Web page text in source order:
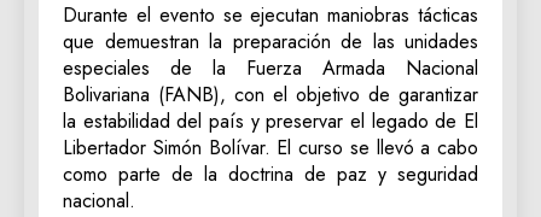
Durante el evento se ejecutan maniobras tácticas
que demuestran la preparación de las unidades
especiales de la Fuerza Armada Nacional
Bolivariana (FANB), con el objetivo de garantizar
la estabilidad del país y preservar el legado de El
Libertador Simón Bolívar. El curso se llevó a cabo
como parte de la doctrina de paz y seguridad
nacional.